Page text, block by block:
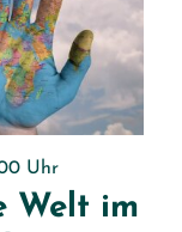
Uhr
Welt im